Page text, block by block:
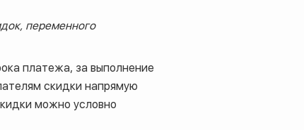
переменного
платежа, за выполнение
скидки напрямую
можно условно